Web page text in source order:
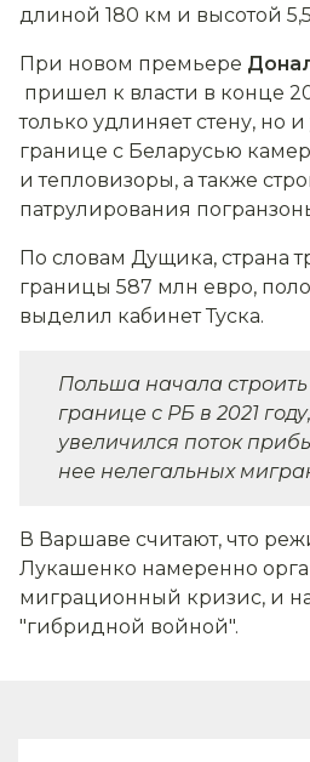
длиной 180 км и высотой
При новом премьере
пришел к власти в конце
только удлиняет стену, но и
границе с Беларусью
и тепловизоры, а также
патрулирования
По словам Дущика, страна
границы 587 млн евро,
выделил кабинет Туска.
Польша начала
границе с РБ в 2021
увеличился поток
нее нелегальных
В Варшаве считают, что
Лукашенко намеренно
миграционный кризис, и
"гибридной войной".